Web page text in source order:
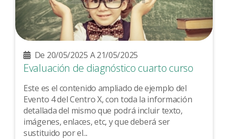
De 20/05/2025 A 21/05/2025
Evaluación de diagnóstico cuarto curso
Este es el contenido ampliado de ejemplo del
Evento 4 del Centro X, con toda la información
detallada del mismo que podrá incluir texto,
imágenes, enlaces, etc, y que deberá ser
sustituido por el...